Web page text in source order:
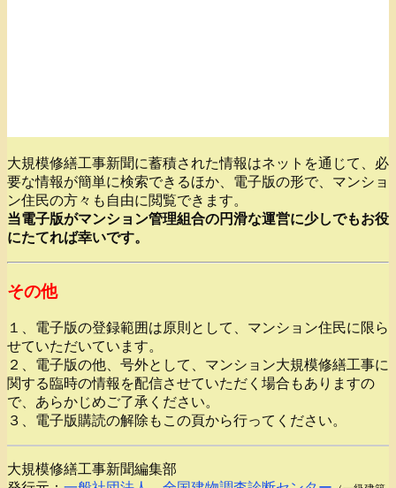
大規模修繕工事新聞に蓄積された情報はネットを通じて、必
要な情報が簡単に検索できるほか、電子版の形で、マンショ
ン住民の方々も自由に閲覧できます。
当電子版がマンション管理組合の円滑な運営に少しでもお役
にたてれば幸いです。
その他
１、電子版の登録範囲は原則として、マンション住民に限ら
せていただいています。
２、電子版の他、号外として、マンション大規模修繕工事に
関する臨時の情報を配信させていただく場合もありますの
で、あらかじめご了承ください。
３、電子版購読の解除もこの頁から行ってください。
大規模修繕工事新聞編集部